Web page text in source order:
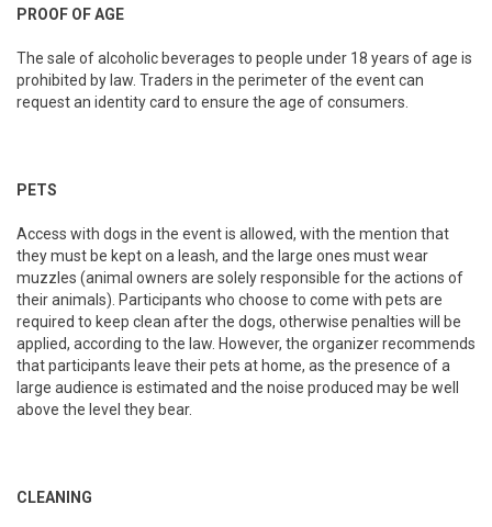
PROOF OF AGE
The sale of alcoholic beverages to people under 18 years of age is
prohibited by law. Traders in the perimeter of the event can
request an identity card to ensure the age of consumers.
PETS
Access with dogs in the event is allowed, with the mention that
they must be kept on a leash, and the large ones must wear
muzzles (animal owners are solely responsible for the actions of
their animals). Participants who choose to come with pets are
required to keep clean after the dogs, otherwise penalties will be
applied, according to the law. However, the organizer recommends
that participants leave their pets at home, as the presence of a
large audience is estimated and the noise produced may be well
above the level they bear.
CLEANING